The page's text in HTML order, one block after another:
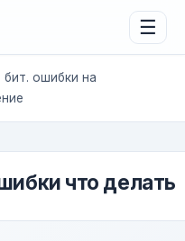
☰
ошибки на
что делать